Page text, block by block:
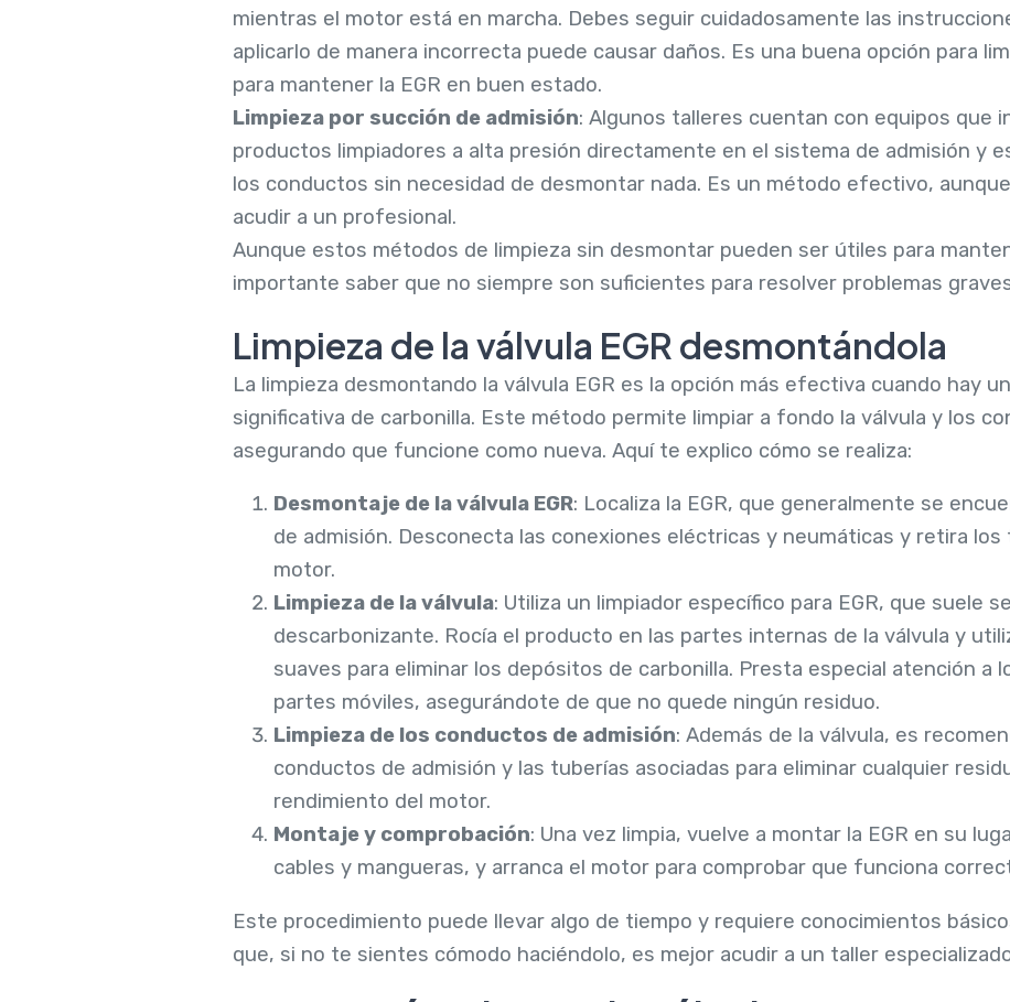
mientras el motor está en marcha. Debes seguir cuidadosamente las
aplicarlo de manera incorrecta puede causar daños. Es una buena opción para
para mantener la EGR en buen estado.
Limpieza por succión de admisión: Algunos talleres cuentan con equipos que
productos limpiadores a alta presión directamente en el sistema de admisión y
los conductos sin necesidad de desmontar nada. Es un método efectivo,
acudir a un profesional.
Aunque estos métodos de limpieza sin desmontar pueden ser útiles para
importante saber que no siempre son suficientes para resolver problemas
Limpieza de la válvula EGR desmontándola
La limpieza desmontando la válvula EGR es la opción más efectiva cuando hay
significativa de carbonilla. Este método permite limpiar a fondo la válvula y los
asegurando que funcione como nueva. Aquí te explico cómo se realiza:
Desmontaje de la válvula EGR: Localiza la EGR, que generalmente se
de admisión. Desconecta las conexiones eléctricas y neumáticas y retira los
motor.
Limpieza de la válvula: Utiliza un limpiador específico para EGR, que suele
descarbonizante. Rocía el producto en las partes internas de la válvula y
suaves para eliminar los depósitos de carbonilla. Presta especial atención a
partes móviles, asegurándote de que no quede ningún residuo.
Limpieza de los conductos de admisión: Además de la válvula, es
conductos de admisión y las tuberías asociadas para eliminar cualquier
rendimiento del motor.
Montaje y comprobación: Una vez limpia, vuelve a montar la EGR en su
cables y mangueras, y arranca el motor para comprobar que funciona
Este procedimiento puede llevar algo de tiempo y requiere conocimientos
que, si no te sientes cómodo haciéndolo, es mejor acudir a un taller